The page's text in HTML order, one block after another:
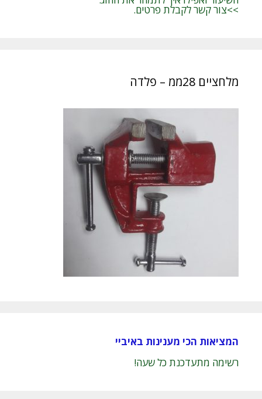
>>צור קשר לקבלת פרטים.
מלחציים 28ממ – פלדה
המציאות הכי מענינות באיביי
רשימה מתעדכנת כל שעה!